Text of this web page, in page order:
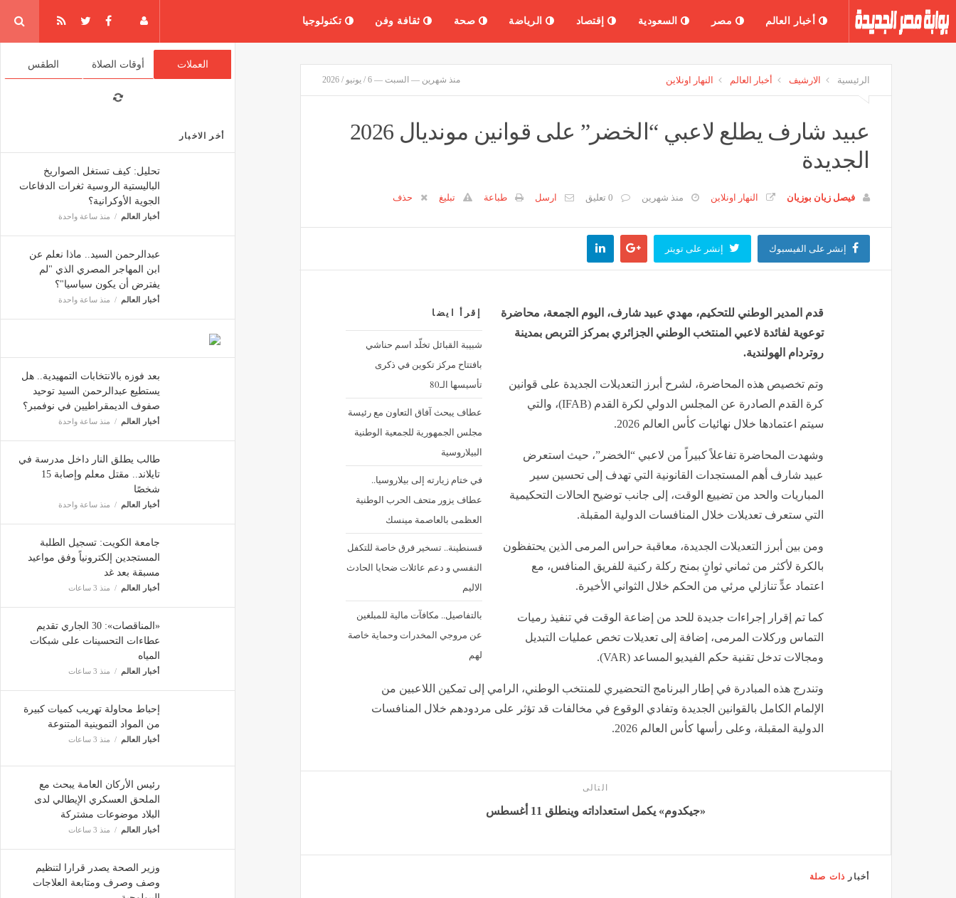
أخبار العالم مصر السعودية إقتصاد الرياضة صحة ثقافة وفن تكنولوجيا
العملات أوقات الصلاة الطقس
أخر الاخبار
تحليل: كيف تستغل الصواريخ
الباليستية الروسية ثغرات الدفاعات
الجوية الأوكرانية؟
أخبار العالم منذ ساعة واحدة
عبدالرحمن السيد.. ماذا نعلم عن
ابن المهاجر المصري الذي "لم
يفترض أن يكون سياسيا"؟
أخبار العالم منذ ساعة واحدة
بعد فوزه بالانتخابات التمهيدية.. هل
يستطيع عبدالرحمن السيد توحيد
صفوف الديمقراطيين في نوفمبر؟
أخبار العالم منذ ساعة واحدة
طالب يطلق النار داخل مدرسة في
تايلاند.. مقتل معلم وإصابة 15
شخصًا
أخبار العالم منذ ساعة واحدة
جامعة الكويت: تسجيل الطلبة
المستجدين إلكترونياً وفق مواعيد
مسبقة بعد غد
أخبار العالم منذ 3 ساعات
«المناقصات»: 30 الجاري تقديم
عطاءات التحسينات على شبكات
المياه
أخبار العالم منذ 3 ساعات
إحباط محاولة تهريب كميات كبيرة
من المواد التموينية المتنوعة
أخبار العالم منذ 3 ساعات
رئيس الأركان العامة يبحث مع
الملحق العسكري الإيطالي لدى
البلاد موضوعات مشتركة
أخبار العالم منذ 3 ساعات
وزير الصحة يصدر قرارا لتنظيم
وصف وصرف ومتابعة العلاجات
الرئيسية الارشيف أخبار العالم النهار اونلاين منذ شهرين — السبت — 6 / يونيو / 2026
عبيد شارف يطلع لاعبي “الخضر” على قوانين مونديال 2026
الجديدة
فيصل زيان بوزيان النهار اونلاين منذ شهرين 0 تعليق ارسل طباعة تبليغ حذف
إنشر على الفيسبوك إنشر على تويتر
إقرأ ايضا
شبيبة القبائل تخلّد اسم حناشي
بافتتاح مركز تكوين في ذكرى
تأسيسها الـ80
عطاف يبحث آفاق التعاون مع رئيسة
مجلس الجمهورية للجمعية الوطنية
البيلاروسية
في ختام زيارته إلى بيلاروسيا..
عطاف يزور متحف الحرب الوطنية
العظمى بالعاصمة مينسك
قسنطينة.. تسخير فرق خاصة للتكفل
النفسي و دعم عائلات ضحايا الحادث
الاليم
بالتفاصيل.. مكافآت مالية للمبلغين
عن مروجي المخدرات وحماية خاصة
لهم
قدم المدير الوطني للتحكيم، مهدي عبيد شارف، اليوم الجمعة، محاضرة
توعوية لفائدة لاعبي المنتخب الوطني الجزائري بمركز التربص بمدينة
روتردام الهولندية.
وتم تخصيص هذه المحاضرة، لشرح أبرز التعديلات الجديدة على قوانين
كرة القدم الصادرة عن المجلس الدولي لكرة القدم (IFAB)، والتي
سيتم اعتمادها خلال نهائيات كأس العالم 2026.
وشهدت المحاضرة تفاعلاً كبيراً من لاعبي “الخضر”، حيث استعرض
عبيد شارف أهم المستجدات القانونية التي تهدف إلى تحسين سير
المباريات والحد من تضييع الوقت، إلى جانب توضيح الحالات التحكيمية
التي ستعرف تعديلات خلال المنافسات الدولية المقبلة.
ومن بين أبرز التعديلات الجديدة، معاقبة حراس المرمى الذين يحتفظون
بالكرة لأكثر من ثماني ثوانٍ بمنح ركلة ركنية للفريق المنافس، مع
اعتماد عدٍّ تنازلي مرئي من الحكم خلال الثواني الأخيرة.
كما تم إقرار إجراءات جديدة للحد من إضاعة الوقت في تنفيذ رميات
التماس وركلات المرمى، إضافة إلى تعديلات تخص عمليات التبديل
ومجالات تدخل تقنية حكم الفيديو المساعد (VAR).
وتندرج هذه المبادرة في إطار البرنامج التحضيري للمنتخب الوطني، الرامي إلى تمكين اللاعبين من
الإلمام الكامل بالقوانين الجديدة وتفادي الوقوع في مخالفات قد تؤثر على مردودهم خلال المنافسات
الدولية المقبلة، وعلى رأسها كأس العالم 2026.
التالى
«جيكدوم» يكمل استعداداته وينطلق 11 أغسطس
أخبار ذات صلة